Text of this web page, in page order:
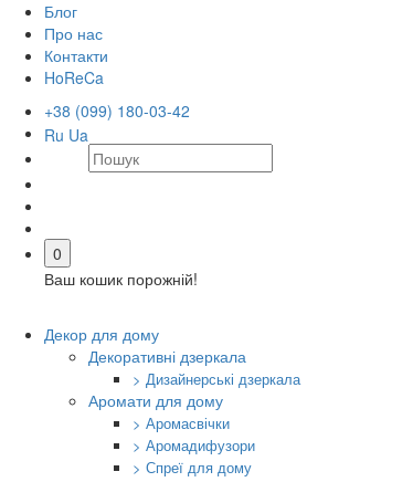
Блог
Про нас
Контакти
HoReCa
+38 (099) 180-03-42
Ru Ua
0
Ваш кошик порожній!
Декор для дому
Декоративні дзеркала
> Дизайнерські дзеркала
Аромати для дому
> Аромасвічки
> Аромадифузори
> Спреї для дому